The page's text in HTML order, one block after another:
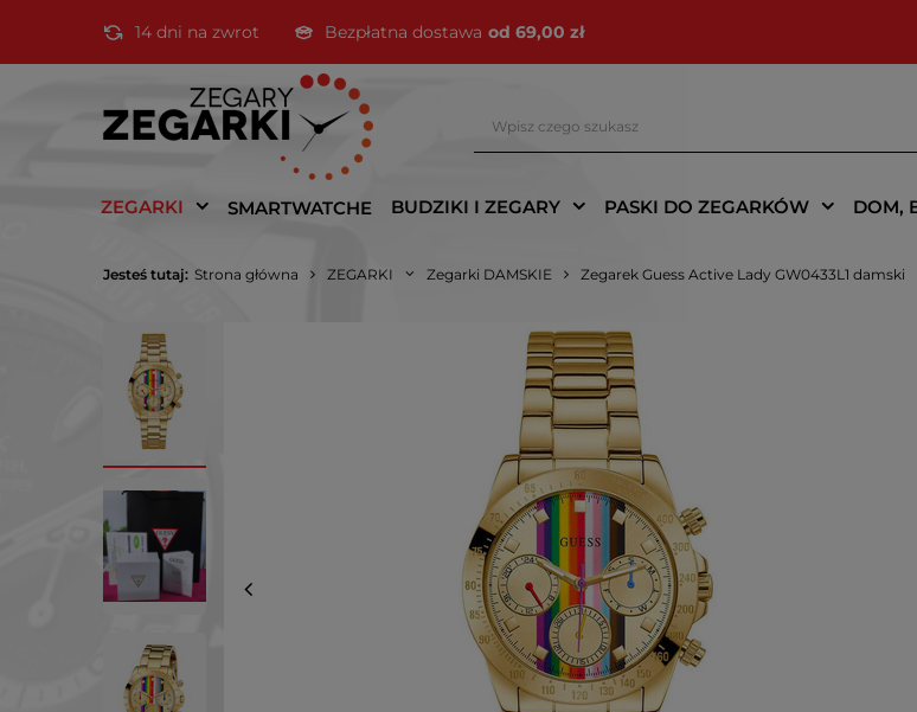
14 dni na zwrot Bezpłatna dostawa od 69,00 zł
ZEGARKI SMARTWATCHE BUDZIKI I ZEGARY PASKI DO ZEGARKÓW DOM,
Jesteś tutaj: Strona główna ZEGARKI Zegarki DAMSKIE Zegarek Guess Active Lady GW0433L1 damski